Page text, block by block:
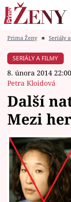
Módní alarm
Témata
Celebrity
Vztahy
Seriály
Prima Ženy ■ Seriály
SERIÁLY A FILMY
8. února 2014 22:00
Petra Kloidová
Další
Mezi